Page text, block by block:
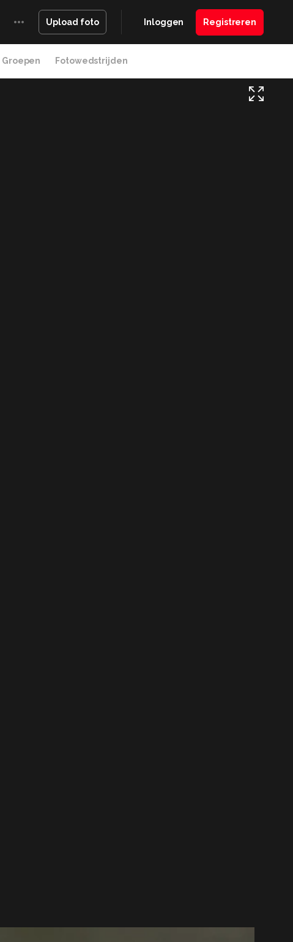
Upload foto Inloggen Registreren
Groepen Fotowedstrijden